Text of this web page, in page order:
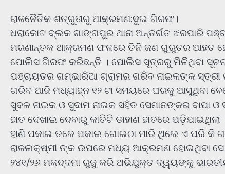
ରାଜନୈତିକ ଶତ୍ରୁତାରୁ ଆକ୍ରମଣ:ଦୁଇ ଗିରଫ।
ଧରାକୋଟ ବ୍ଲକ ଗାଙ୍ଗପୁର ଥାନା ଅନ୍ତର୍ଗତ ଝରପାରି
ମରଣାନ୍ତକ ଆକ୍ରମଣ ଫଳରେ ତିନି ଜଣ ଗୁରୁତର ଆହତ
ପୋଲିସ ଗିରଫ କରିଛନ୍ତି । ପୋଲିସ ସୂତ୍ରରୁ ମିଳିଥିବା ସୂଚନା
ପଞ୍ଚାୟତର ଗମ୍ଭାରିଆ ଗ୍ରାମର ଗରିବ ନାଇକଙ୍କ ସ୍ତ୍ରୀ
ଗରିବ ଆଜି ମଧ୍ୟାହ୍ନ ୧୨ ଟା ସମୟରେ ଘରକୁ ଆସୁଥିବା
ସୁବଳ ନାଇକ ଓ ସୁଦାମ ନାଇକ ସହିତ ସେମାନଙ୍କର ବାପା
ହାତ ଦେଖାଇ ଦେବାରୁ କାତିଟି ଡାହାଣ ହାତରେ
ହାଣି ପକାଇ ତଳେ ପକାଇ ଗୋଇଠା ମାରି ଥିଲେ ଏ ପରି
ରାଜଲକ୍ଷ୍ମୀ ଙ୍କ ଉପରେ ମଧ୍ୟ ଆକ୍ରମଣ ହୋଇଥିବା ସେ
୨୪୧/୨୬ ମକଦ୍ଦମା ରୁଜୁ କରି ଅଭିଯୁକ୍ତ ଦ୍ୱୟଙ୍କୁ ଭାରତୀୟ